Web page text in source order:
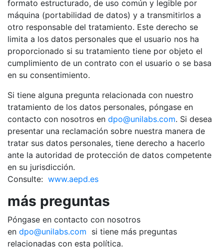
formato estructurado, de uso común y legible por
máquina (portabilidad de datos) y a transmitirlos a
otro responsable del tratamiento. Este derecho se
limita a los datos personales que el usuario nos ha
proporcionado si su tratamiento tiene por objeto el
cumplimiento de un contrato con el usuario o se basa
en su consentimiento.
Si tiene alguna pregunta relacionada con nuestro
tratamiento de los datos personales, póngase en
contacto con nosotros en dpo@unilabs.com. Si desea
presentar una reclamación sobre nuestra manera de
tratar sus datos personales, tiene derecho a hacerlo
ante la autoridad de protección de datos competente
en su jurisdicción.
Consulte: www.aepd.es
más preguntas
Póngase en contacto con nosotros
en dpo@unilabs.com si tiene más preguntas
relacionadas con esta política.